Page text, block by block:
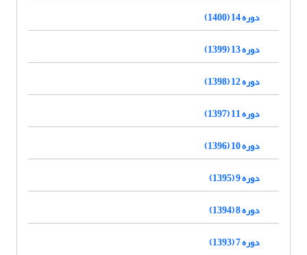
دوره 14 (1400)
دوره 13 (1399)
دوره 12 (1398)
دوره 11 (1397)
دوره 10 (1396)
دوره 9 (1395)
دوره 8 (1394)
دوره 7 (1393)